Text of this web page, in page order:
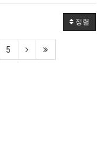
정렬
5